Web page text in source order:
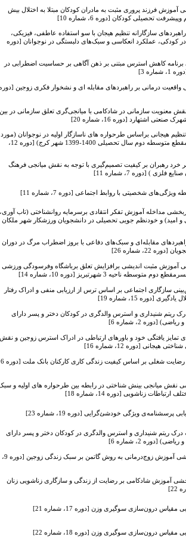
فرزند پروری مثبت به مادران کودکان مبتلا به اختلال بیش
تحصیلی کودکان [دوره 6، شماره 10]
سازگارانه تنظیم هیجان با سو استفاده عاطفی، فیزیکی،
عملکرد انعکاسی و سبک‌های دلبستگی در نوجوانان [دوره
کاهش استرس مبتنی بر ذهن آگاهی بر حساسیت اضطرابی در
3]
درمانی بر راهبردهای مقابله ای و نشخوار فکری زوجین [دوره
سازمانی در شادکامی با میانجی‌گری تعلق سازمانی در بین
اشتهارد [دوره 16، شماره 20]
هیجانی براساس طرحواره های ناسازگار اولیه در نوجوانان (مورد
مطالعه: دانش آموزان مقطع متوسطه دوم سال تحصیلی 1400-1399 شهر کرج) [دوره 12،
خرد رهبران بر کیفیت تصمیم‌گیری با توجه به نقش میانجی فرهنگ
) [دوره 7، شماره 11]
شخصیتی با روابط اجتماعی [دوره 7، شماره 11]
مداخله آموزش تفکر انتقادی برسرمایه روانشناختی (تاب آوری،
و خودنظم جویی تحصیلی در دانشجویان ورزشکار شهر ملکان
مقابله‌ای و سبک‌های دفاعی با بروز اضطراب مرگ در دوران
شماره 26]
مثبت اندیشی برافزایش تعلق برباشگاه وفرسودگی ورزشی
ناحیه 3 شهرتبریز [دوره 10، شماره 14]
سازگاری اجتماعی بر اساس ترس از ارزیابی منفی و ادراک رفتار
[دوره 15، شماره 19]
شنیداری و استرس والدگری در کودکان دختر و پسر دارای
[دوره 2، شماره 6]
یافتگی خود و باورهای ارتباطی در ادراک استرس زوجین و نقش
[دوره 12، شماره 16]
پیشبینی رضایت شغلی بر اساس کیفیت زندگی کاری کارکنان بانک ملت [دوره 6،
میانجی بینش شناختی در رابطه بین طرحواره های اولیه و سبک
زناشویی [دوره 14، شماره 18]
پرسشنامه‌ی ویژگی خودشئ‌گرایی [دوره 19، شماره 23]
ریتم شنیداری و استرس والدگری در کودکان دختر و پسر دارای
[دوره 2، شماره 6]
اثربخشی آموزش زوج‌درمانی به روش گاتمن بر سبک زندگی زوجین [دوره 9،
آموزش شادکامی بر رضایت از زندگی و سازگاری زناشویی زنان
درون‌سازی سوگیری وزن [دوره 17، شماره 21]
درون‌سازی سوگیری وزن [دوره 18، شماره 22]